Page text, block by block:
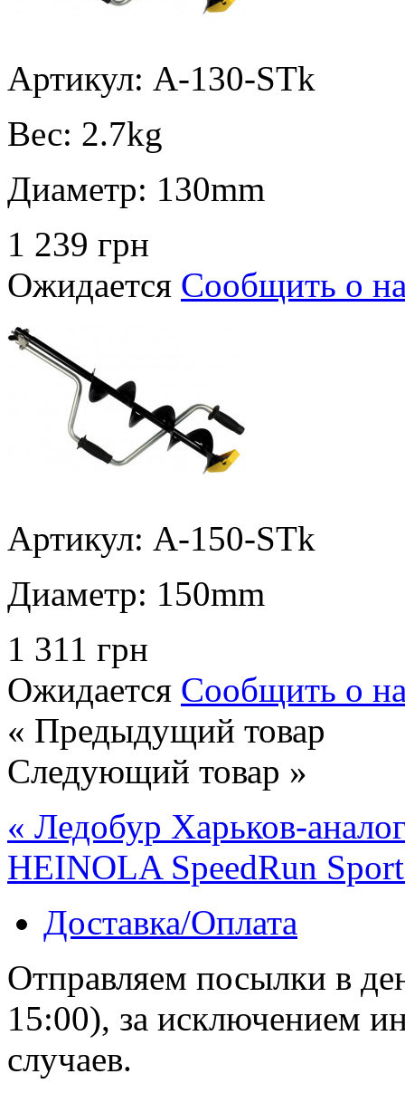
Артикул: A-130-STk
Вес: 2.7kg
Диаметр: 130mm
1 239 грн
Ожидается Сообщить о
Артикул: A-150-STk
Диаметр: 150mm
1 311 грн
Ожидается Сообщить о
« Предыдущий товар
Следующий товар »
« Ледобур Харьков-
HEINOLA SpeedRun
Доставка/Оплата
Отправляем посылки в
15:00), за исключением
случаев.